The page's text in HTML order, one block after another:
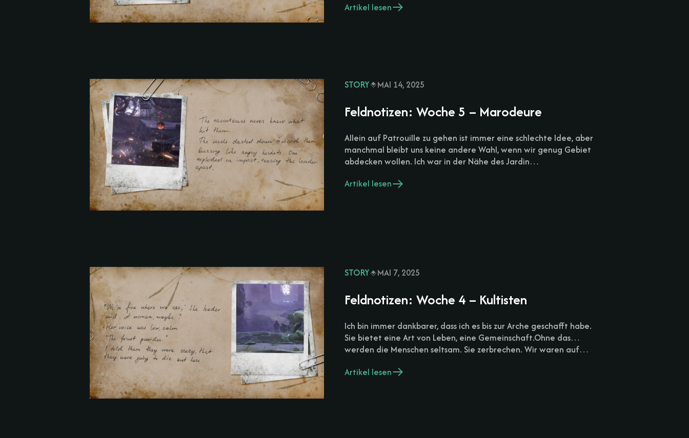
Artikel lesen
STORY MAI 14, 2025
Feldnotizen: Woche 5 – Marodeure
Allein auf Patrouille zu gehen ist immer eine schlechte Idee, aber
manchmal bleibt uns keine andere Wahl, wenn wir genug Gebiet
abdecken wollen. Ich war in der Nähe des Jardin…
Artikel lesen
STORY MAI 7, 2025
Feldnotizen: Woche 4 – Kultisten
Ich bin immer dankbarer, dass ich es bis zur Arche geschafft habe.
Sie bietet eine Art von Leben, eine Gemeinschaft.Ohne das…
werden die Menschen seltsam. Sie zerbrechen. Wir waren auf…
Artikel lesen